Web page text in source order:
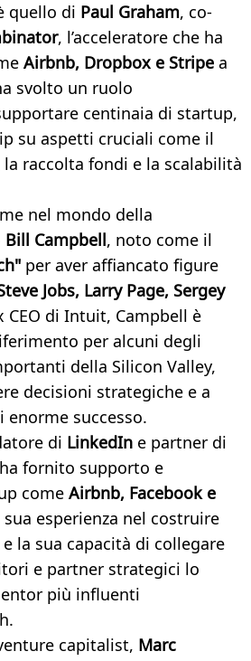
quello di Paul Graham, co-
, l’acceleratore che ha
Airbnb, Dropbox e Stripe a
svolto un ruolo
centinaia di startup,
su aspetti cruciali come il
la raccolta fondi e la scalabilità
nel mondo della
Bill Campbell, noto come il
per aver affiancato figure
Jobs, Larry Page, Sergey
CEO di Intuit, Campbell è
per alcuni degli
della Silicon Valley,
decisioni strategiche e a
enorme successo.
di LinkedIn e partner di
fornito supporto e
come Airbnb, Facebook e
sua esperienza nel costruire
la sua capacità di collegare
e partner strategici lo
più influenti
capitalist, Marc